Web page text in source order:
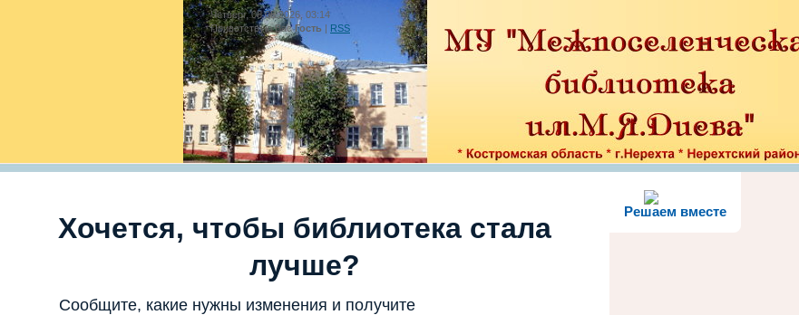
Четверг, 06.08.2026, 03:14
Приветствую Вас Гость | RSS
Решаем вместе
Хочется, чтобы библиотека стала
лучше?
Сообщите, какие нужны изменения и получите